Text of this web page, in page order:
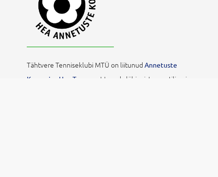
Tähtvere Tenniseklubi MTÜ on liitunud Annetuste
Kogumise Hea Tavaga,
et tagada läbipaistev, eetiline ja